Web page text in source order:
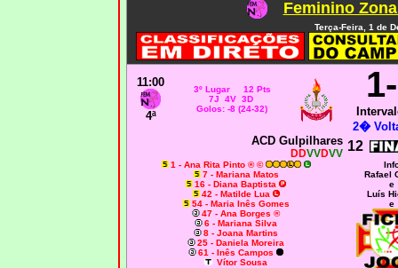
Feminino
Terça-Feira, 1 de
11:00
4ª
3º Lugar 12 Pts
7J 4V 3D
Golos: -8 (24-32)
2�
ACD Gulpilhares
DDVVDVV 12
1 - Ana Rita Pinto ® ©
7 - Mariana Matos
16 - Diana Baptista
42 - Matilde Lua
54 - Maria Inês Gomes
47 - Ana Borges ®
6 - Mariana Silva
8 - Joana Martins
25 - Daniela Moreira
61 - Inês Campos
Vítor Sousa
Rafael
e
Luís
e